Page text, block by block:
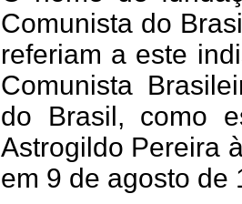
Comunista do
referiam a este
Comunista
do Brasil, como
Astrogildo Pereira
em 9 de agosto de